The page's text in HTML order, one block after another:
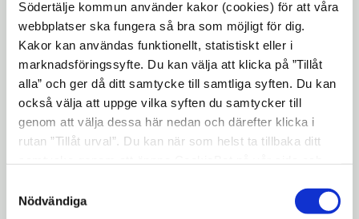
Södertälje kommun använder kakor (cookies) för att våra
webbplatser ska fungera så bra som möjligt för dig.
Kakor kan användas funktionellt, statistiskt eller i
marknadsföringssyfte. Du kan välja att klicka på ”Tillåt
alla” och ger då ditt samtycke till samtliga syften. Du kan
också välja att uppge vilka syften du samtycker till
genom att välja dessa här nedan och därefter klicka i
rutan ”Tillåt urval”. Du kan när som helst ta tillbaka ditt
"Visa detaljer" kan du läsa om hur kakorna används och
Nödvändiga
Länkar expand_more
smartphone Kontaktuppgifter
person Miljökontoret
phone 08-523 010 00